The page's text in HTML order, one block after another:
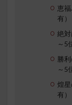
恵
有
絶
～5
勝
～5
煌
有